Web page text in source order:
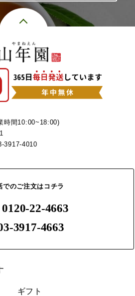
時間10:00~18:00)
1
3917-4010
でのご注文はコチラ
0120-22-4663
3917-4663
ギフト